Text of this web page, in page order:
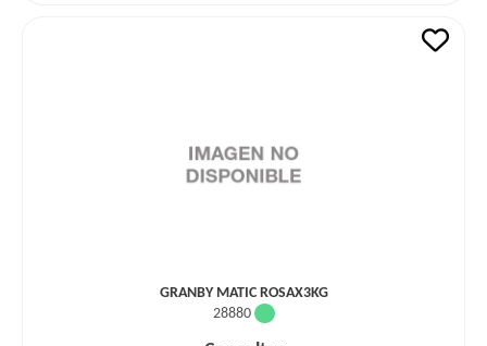
GRANBY MATIC ROSAX3KG
28880